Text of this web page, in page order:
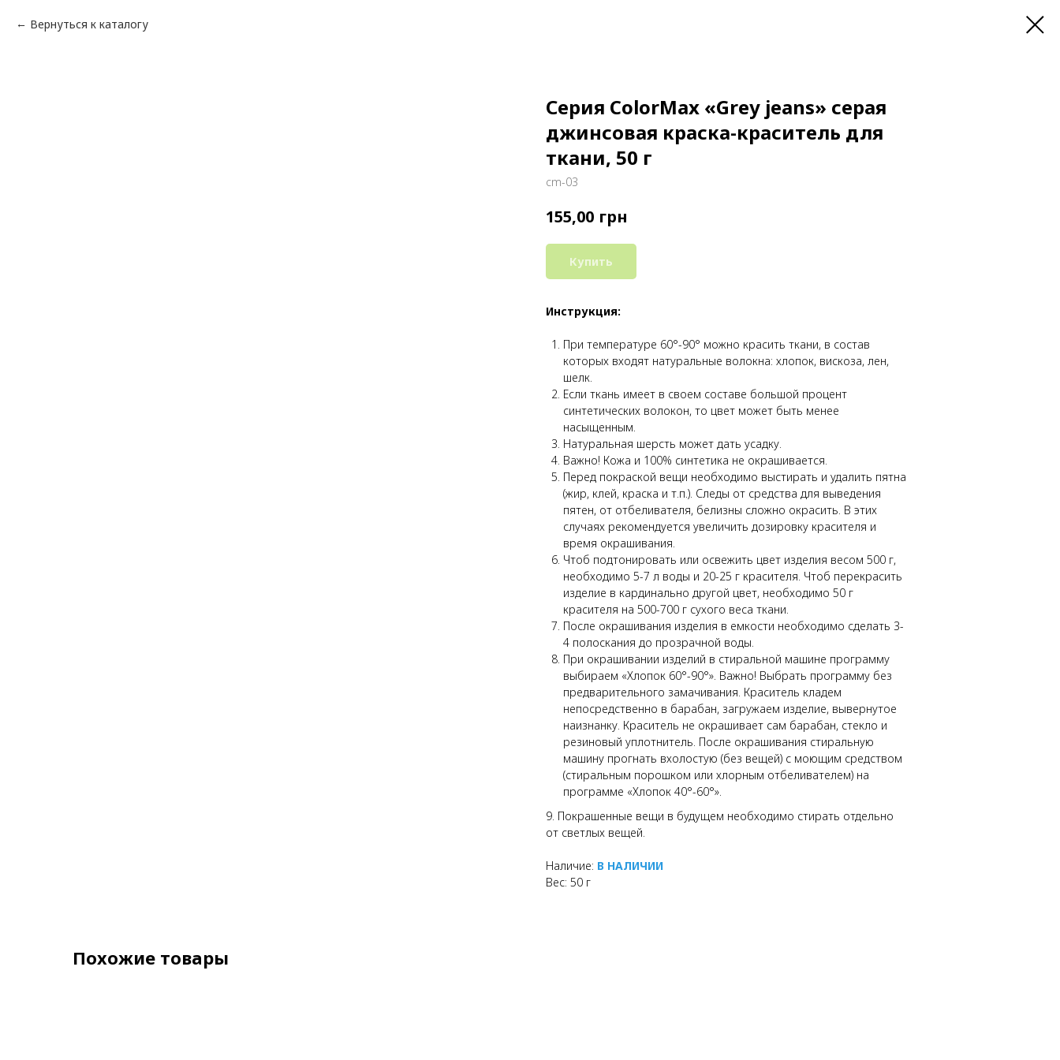
Вернуться к каталогу
Серия ColorMax «Grey jeans» серая
джинсовая краска-краситель для
ткани, 50 г
cm-03
155,00 грн
Купить
Инструкция:
При температуре 60°-90° можно красить ткани, в состав
которых входят натуральные волокна: хлопок, вискоза, лен,
шелк.
Если ткань имеет в своем составе большой процент
синтетических волокон, то цвет может быть менее
насыщенным.
Натуральная шерсть может дать усадку.
Важно! Кожа и 100% синтетика не окрашивается.
Перед покраской вещи необходимо выстирать и удалить пятна
(жир, клей, краска и т.п.). Следы от средства для выведения
пятен, от отбеливателя, белизны сложно окрасить. В этих
случаях рекомендуется увеличить дозировку красителя и
время окрашивания.
Чтоб подтонировать или освежить цвет изделия весом 500 г,
необходимо 5-7 л воды и 20-25 г красителя. Чтоб перекрасить
изделие в кардинально другой цвет, необходимо 50 г
красителя на 500-700 г сухого веса ткани.
После окрашивания изделия в емкости необходимо сделать 3-
4 полоскания до прозрачной воды.
При окрашивании изделий в стиральной машине программу
выбираем «Хлопок 60°-90°». Важно! Выбрать программу без
предварительного замачивания. Краситель кладем
непосредственно в барабан, загружаем изделие, вывернутое
наизнанку. Краситель не окрашивает сам барабан, стекло и
резиновый уплотнитель. После окрашивания стиральную
машину прогнать вхолостую (без вещей) с моющим средством
(стиральным порошком или хлорным отбеливателем) на
программе «Хлопок 40°-60°».
9. Покрашенные вещи в будущем необходимо стирать отдельно
от светлых вещей.
Наличие: В НАЛИЧИИ
Вес: 50 г
Похожие товары